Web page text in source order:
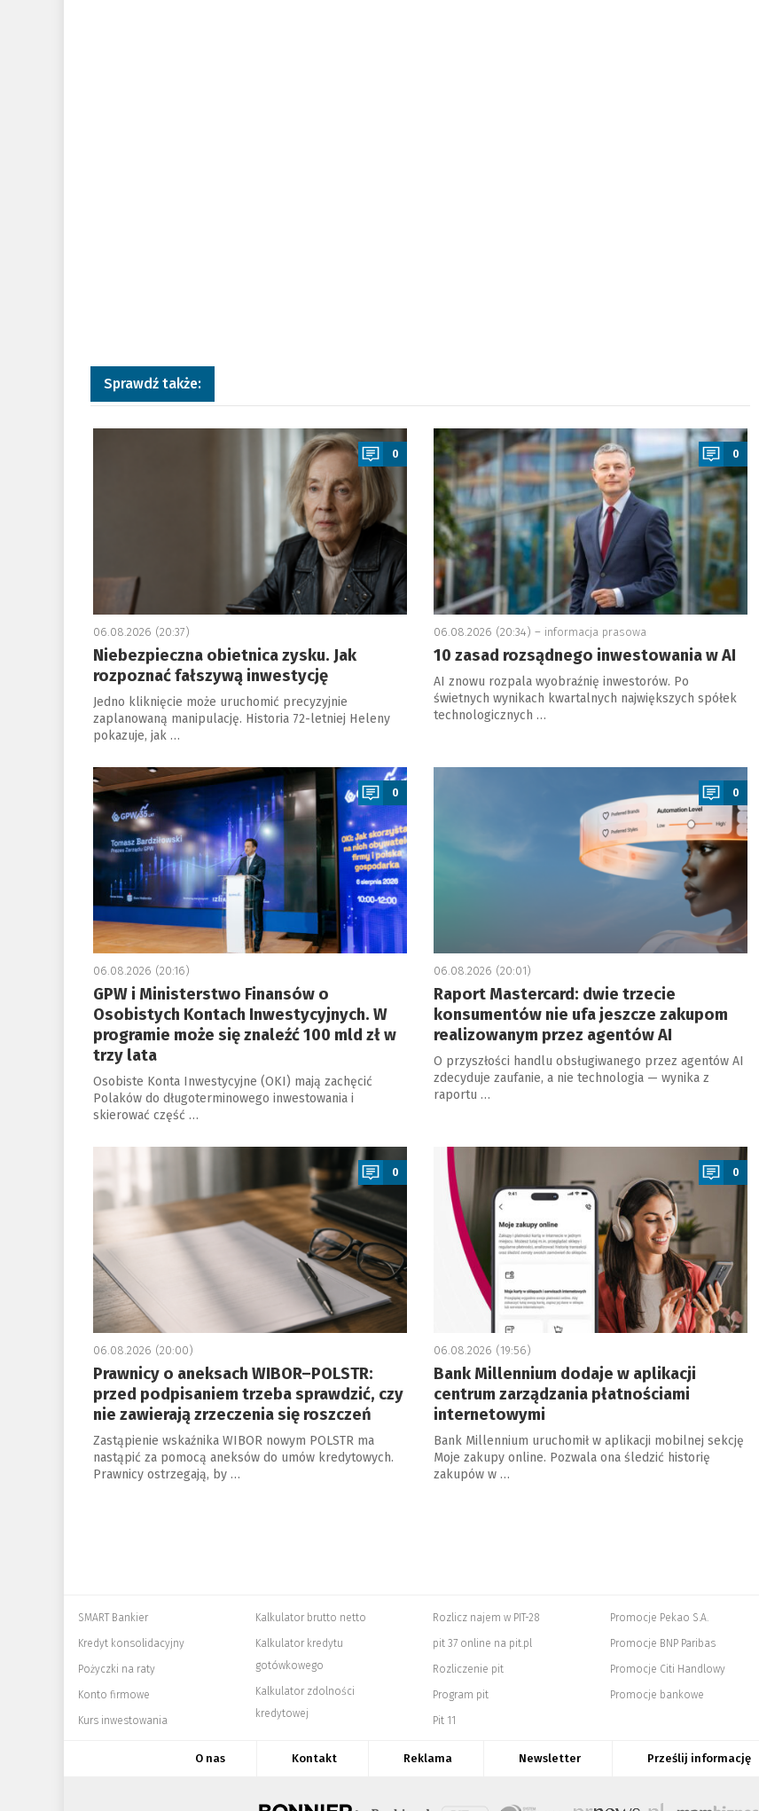
Sprawdź także:
a
0
06.08.2026 (20:37)
Niebezpieczna obietnica zysku. Jak
rozpoznać fałszywą inwestycję
Jedno kliknięcie może uruchomić precyzyjnie
zaplanowaną manipulację. Historia 72-letniej Heleny
pokazuje, jak …
a
0
06.08.2026 (20:34) – informacja prasowa
10 zasad rozsądnego inwestowania w AI
AI znowu rozpala wyobraźnię inwestorów. Po
świetnych wynikach kwartalnych największych spółek
technologicznych …
a
0
06.08.2026 (20:16)
GPW i Ministerstwo Finansów o
Osobistych Kontach Inwestycyjnych. W
programie może się znaleźć 100 mld zł w
trzy lata
Osobiste Konta Inwestycyjne (OKI) mają zachęcić
Polaków do długoterminowego inwestowania i
skierować część …
a
0
06.08.2026 (20:01)
Raport Mastercard: dwie trzecie
konsumentów nie ufa jeszcze zakupom
realizowanym przez agentów AI
O przyszłości handlu obsługiwanego przez agentów AI
zdecyduje zaufanie, a nie technologia — wynika z
raportu …
a
0
06.08.2026 (20:00)
Prawnicy o aneksach WIBOR–POLSTR:
przed podpisaniem trzeba sprawdzić, czy
nie zawierają zrzeczenia się roszczeń
Zastąpienie wskaźnika WIBOR nowym POLSTR ma
nastąpić za pomocą aneksów do umów kredytowych.
Prawnicy ostrzegają, by …
0
06.08.2026 (19:56)
Bank Millennium dodaje w aplikacji
centrum zarządzania płatnościami
internetowymi
Bank Millennium uruchomił w aplikacji mobilnej sekcję
Moje zakupy online. Pozwala ona śledzić historię
zakupów w …
SMART Bankier
Kredyt konsolidacyjny
Pożyczki na raty
Konto firmowe
Kurs inwestowania
Kalkulator brutto netto
Kalkulator kredytu
gotówkowego
Kalkulator zdolności
kredytowej
Rozlicz najem w PIT-28
pit 37 online na pit.pl
Rozliczenie pit
Program pit
Pit 11
Promocje Pekao S.A.
Promocje BNP Paribas
Promocje Citi Handlowy
Promocje bankowe
O nas Kontakt Reklama Newsletter Prześlij informację